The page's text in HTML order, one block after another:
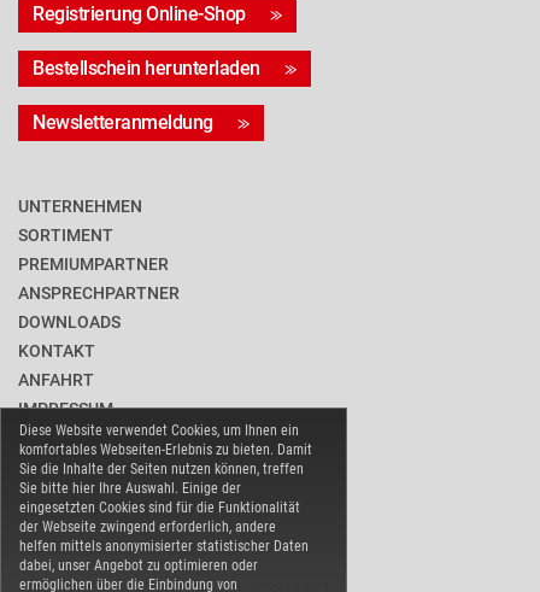
Diese Website verwendet Cookies, um Ihnen ein
komfortables Webseiten-Erlebnis zu bieten. Damit
Sie die Inhalte der Seiten nutzen können, treffen
Sie bitte hier Ihre Auswahl. Einige der
eingesetzten Cookies sind für die Funktionalität
der Webseite zwingend erforderlich, andere
helfen mittels anonymisierter statistischer Daten
dabei, unser Angebot zu optimieren oder
ermöglichen über die Einbindung von
Registrierung Online-Shop
Bestellschein herunterladen
Newsletteranmeldung
UNTERNEHMEN
SORTIMENT
PREMIUMPARTNER
ANSPRECHPARTNER
DOWNLOADS
KONTAKT
ANFAHRT
IMPRESSUM
DATENSCHUTZ
BARRIEREFREIHEIT
COOKIE-EINSTELLUNGEN
WARENVERBAND EDELSTAHL ROSTFREI